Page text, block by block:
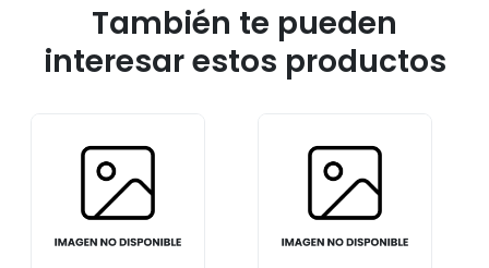
También te pueden
interesar estos productos